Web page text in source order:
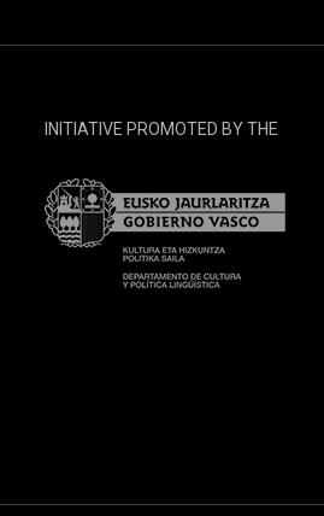
INITIATIVE PROMOTED BY THE